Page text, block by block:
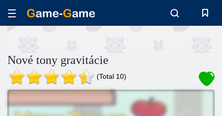
Nové tony gravitácie
(Total 10)